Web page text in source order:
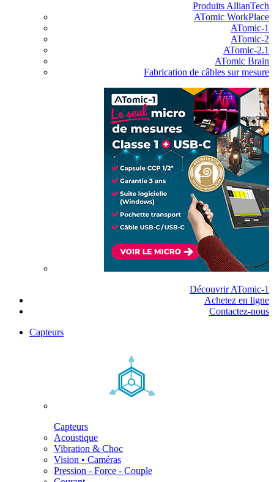
Produits AllianTech
ATomic WorkPlace
ATomic-1
ATomic-2
ATomic-2.1
ATomic Brain
Fabrication de câbles sur mesure
Découvrir ATomic-1
Achetez en ligne
Contactez-nous
Capteurs
Capteurs
Acoustique
Vibration & Choc
Vision • Caméras
Pression - Force - Couple